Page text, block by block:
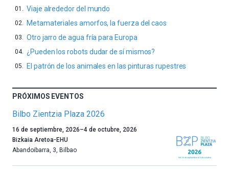
Viaje alrededor del mundo
Metamateriales amorfos, la fuerza del caos
Otro jarro de agua fría para Europa
¿Pueden los robots dudar de sí mismos?
El patrón de los animales en las pinturas rupestres
PRÓXIMOS EVENTOS
Bilbo Zientzia Plaza 2026
Un
año
más,
16 de septiembre, 2026–4 de octubre, 2026
Bizkaia Aretoa-EHU
Abandoibarra, 3, Bilbao